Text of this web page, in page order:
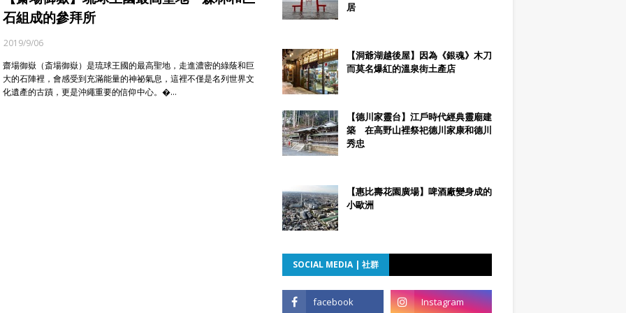
石組成的參拜所
2019/9/06
齋場御嶽（斎場御嶽）是琉球王國的最高聖地，走進濃密的綠蔭和巨
大的石陣裡，會感受到充滿能量的神祕氣息，這裡不僅是名列世界文
化遺產的古蹟，更是沖繩重要的信仰中心。�…
居
【洞爺湖越後屋】因為《銀魂》木刀
而莫名爆紅的溫泉街土產店
【德川家靈台】江戶時代經典靈廟建
築 在高野山裡祭祀德川家康和德川
秀忠
【惠比壽花園廣場】啤酒廠變身成的
小歐洲
SOCIAL MEDIA | 社群